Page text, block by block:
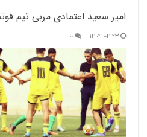
امیر سعید اعتمادی مربی تیم
۱۴۰۴-۰۴-۲۳ ۰